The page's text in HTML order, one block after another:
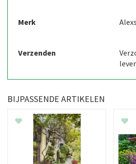
Merk
Verzenden
BIJPASSENDE ARTIKELEN